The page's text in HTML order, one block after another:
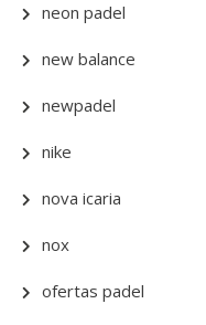
neon padel
new balance
newpadel
nike
nova icaria
nox
ofertas padel